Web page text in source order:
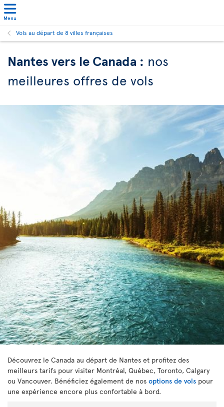
Menu
Vols au départ de 8 villes françaises
Nantes vers le Canada : nos
meilleures offres de vols
Découvrez le Canada au départ de Nantes et profitez des
meilleurs tarifs pour visiter Montréal, Québec, Toronto, Calgary
ou Vancouver. Bénéficiez également de nos options de vols pour
une expérience encore plus confortable à bord.